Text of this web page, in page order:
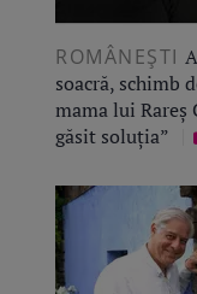
ROMÂNEŞTI
soacră, schimb
mama lui
găsit soluția”